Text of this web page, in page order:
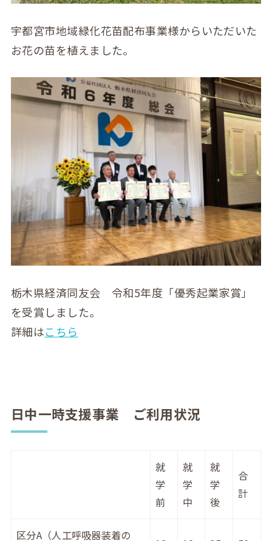
宇都宮市地域緑化花苗配布事業様からいただいた
お花の苗を植えました。
栃木県経済同友会 令和5年度「優秀起業家賞」
を受賞しました。
詳細はこちら
日中一時支援事業 ご利用状況
就
学
前
就
学
中
就
学
後
合
計
区分A（人工呼吸器装着の